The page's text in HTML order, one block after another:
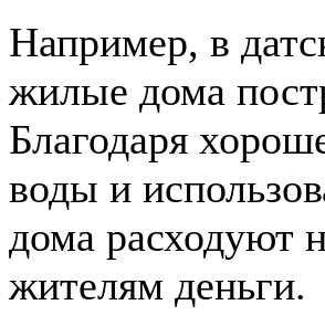
Например, в
жилые дома
Благодаря
воды и
дома расходуют
жителям деньги.